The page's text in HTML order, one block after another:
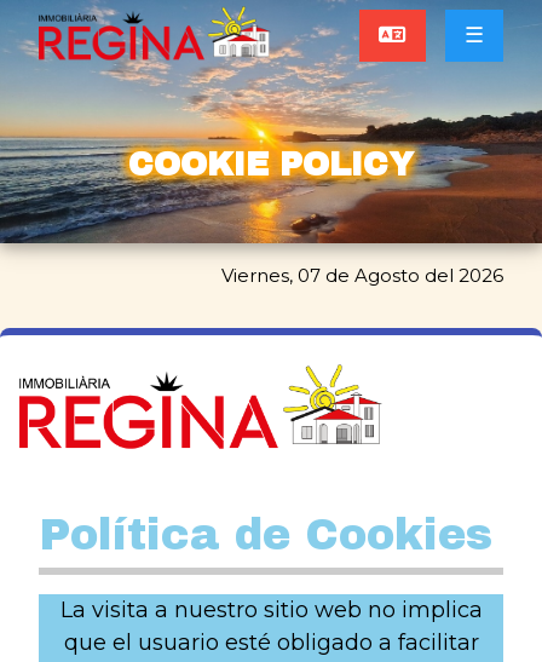
COOKIE POLICY
☰
Viernes, 07 de Agosto del 2026
Política de Cookies
La visita a nuestro sitio web no implica
que el usuario esté obligado a facilitar